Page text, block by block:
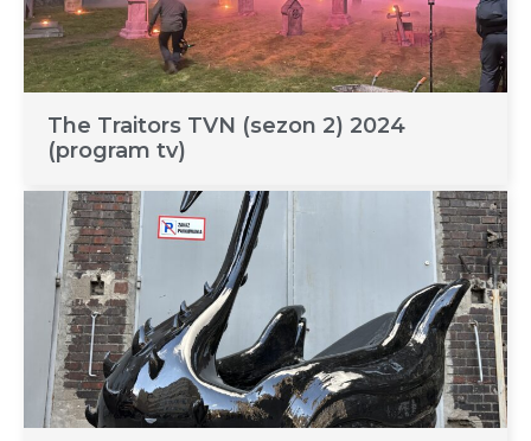
The Traitors TVN (sezon 2) 2024
(program tv)